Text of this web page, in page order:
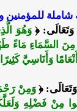
شاملة للمؤمنين
وَتَعَالَى: ﴿وَهُوَ
مِنَ السَّمَاءِ مَاءً
وَأَنَاسِيَّ كَثِيرًا
﴿وَمِنْ
مِنْ فَضْلِهِ